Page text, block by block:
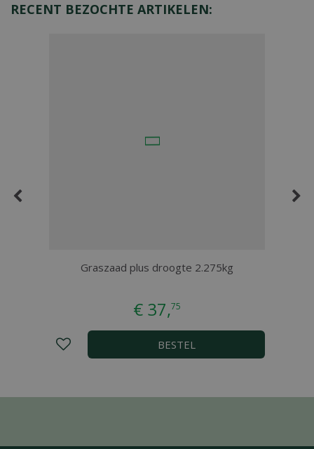
RECENT BEZOCHTE ARTIKELEN:
Graszaad plus droogte 2.275kg
€ 37,75
BESTEL